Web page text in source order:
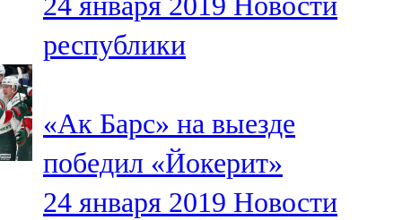
республики
«Ак Барс» на выезде
победил «Йокерит»
24 января 2019 Новости